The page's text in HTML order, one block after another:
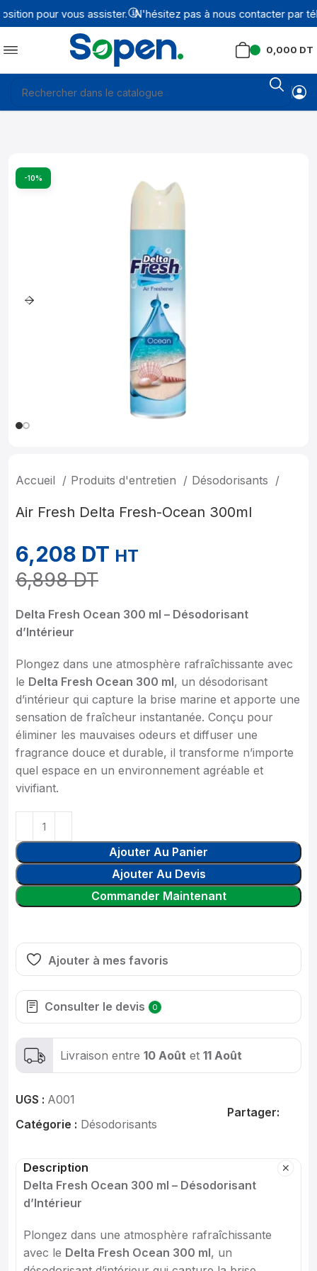
pour vous assister. N'hésitez pas à nous contacter par
0,000 DT
-10%
Accueil Produits d'entretien Désodorisants
Air Fresh Delta Fresh-Ocean 300ml
6,208 DT HT
6,898DT
Delta Fresh Ocean 300 ml – Désodorisant
d’Intérieur
Plongez dans une atmosphère rafraîchissante avec
le Delta Fresh Ocean 300 ml, un désodorisant
d’intérieur qui capture la brise marine et apporte une
sensation de fraîcheur instantanée. Conçu pour
éliminer les mauvaises odeurs et diffuser une
fragrance douce et durable, il transforme n’importe
quel espace en un environnement agréable et
vivifiant.
Ajouter Au Panier
Ajouter Au Devis
Commander Maintenant
Ajouter à mes favoris
Consulter le devis 0
Livraison entre 10 Août et 11 Août
UGS : A001
Catégorie : Désodorisants
Partager:
Description
Delta Fresh Ocean 300 ml – Désodorisant
d’Intérieur
Plongez dans une atmosphère rafraîchissante
avec le Delta Fresh Ocean 300 ml, un